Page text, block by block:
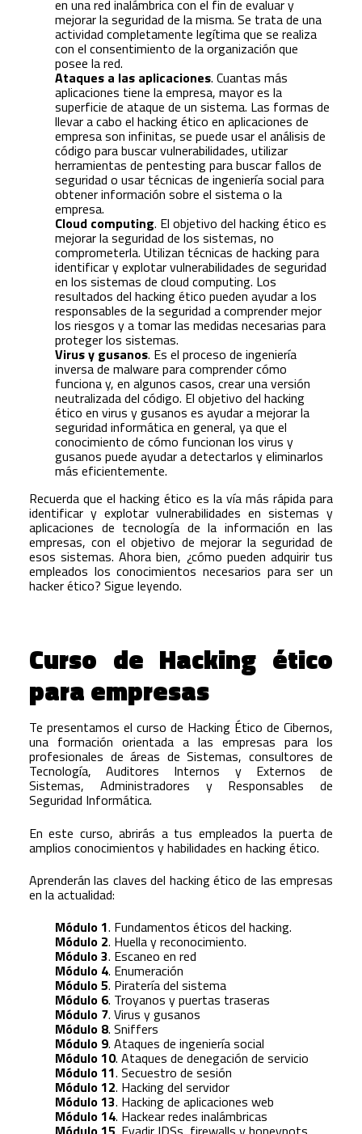
en una red inalámbrica con el fin de evaluar y
mejorar la seguridad de la misma. Se trata de una
actividad completamente legítima que se realiza
con el consentimiento de la organización que
posee la red.
Ataques a las aplicaciones. Cuantas más
aplicaciones tiene la empresa, mayor es la
superficie de ataque de un sistema. Las formas de
llevar a cabo el hacking ético en aplicaciones de
empresa son infinitas, se puede usar el análisis de
código para buscar vulnerabilidades, utilizar
herramientas de pentesting para buscar fallos de
seguridad o usar técnicas de ingeniería social para
obtener información sobre el sistema o la
empresa.
Cloud computing. El objetivo del hacking ético es
mejorar la seguridad de los sistemas, no
comprometerla. Utilizan técnicas de hacking para
identificar y explotar vulnerabilidades de seguridad
en los sistemas de cloud computing. Los
resultados del hacking ético pueden ayudar a los
responsables de la seguridad a comprender mejor
los riesgos y a tomar las medidas necesarias para
proteger los sistemas.
Virus y gusanos. Es el proceso de ingeniería
inversa de malware para comprender cómo
funciona y, en algunos casos, crear una versión
neutralizada del código. El objetivo del hacking
ético en virus y gusanos es ayudar a mejorar la
seguridad informática en general, ya que el
conocimiento de cómo funcionan los virus y
gusanos puede ayudar a detectarlos y eliminarlos
más eficientemente.
Recuerda que el hacking ético es la vía más rápida para
identificar y explotar vulnerabilidades en sistemas y
aplicaciones de tecnología de la información en las
empresas, con el objetivo de mejorar la seguridad de
esos sistemas. Ahora bien, ¿cómo pueden adquirir tus
empleados los conocimientos necesarios para ser un
hacker ético? Sigue leyendo.
Curso de Hacking ético
para empresas
Te presentamos el curso de Hacking Ético de Cibernos,
una formación orientada a las empresas para los
profesionales de áreas de Sistemas, consultores de
Tecnología, Auditores Internos y Externos de
Sistemas, Administradores y Responsables de
Seguridad Informática.
En este curso, abrirás a tus empleados la puerta de
amplios conocimientos y habilidades en hacking ético.
Aprenderán las claves del hacking ético de las empresas
en la actualidad:
Módulo 1. Fundamentos éticos del hacking.
Módulo 2. Huella y reconocimiento.
Módulo 3. Escaneo en red
Módulo 4. Enumeración
Módulo 5. Piratería del sistema
Módulo 6. Troyanos y puertas traseras
Módulo 7. Virus y gusanos
Módulo 8. Sniffers
Módulo 9. Ataques de ingeniería social
Módulo 10. Ataques de denegación de servicio
Módulo 11. Secuestro de sesión
Módulo 12. Hacking del servidor
Módulo 13. Hacking de aplicaciones web
Módulo 14. Hackear redes inalámbricas